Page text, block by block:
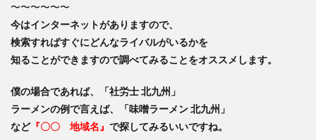
〜〜〜〜〜〜
今はインターネットがありますので、
検索すればすぐにどんなライバルがいるかを
知ることができますので調べてみることをオススメします。
僕の場合であれば、「社労士 北九州」
ラーメンの例で言えば、「味噌ラーメン 北九州」
など『〇〇 地域名』 で探してみるいいですね。